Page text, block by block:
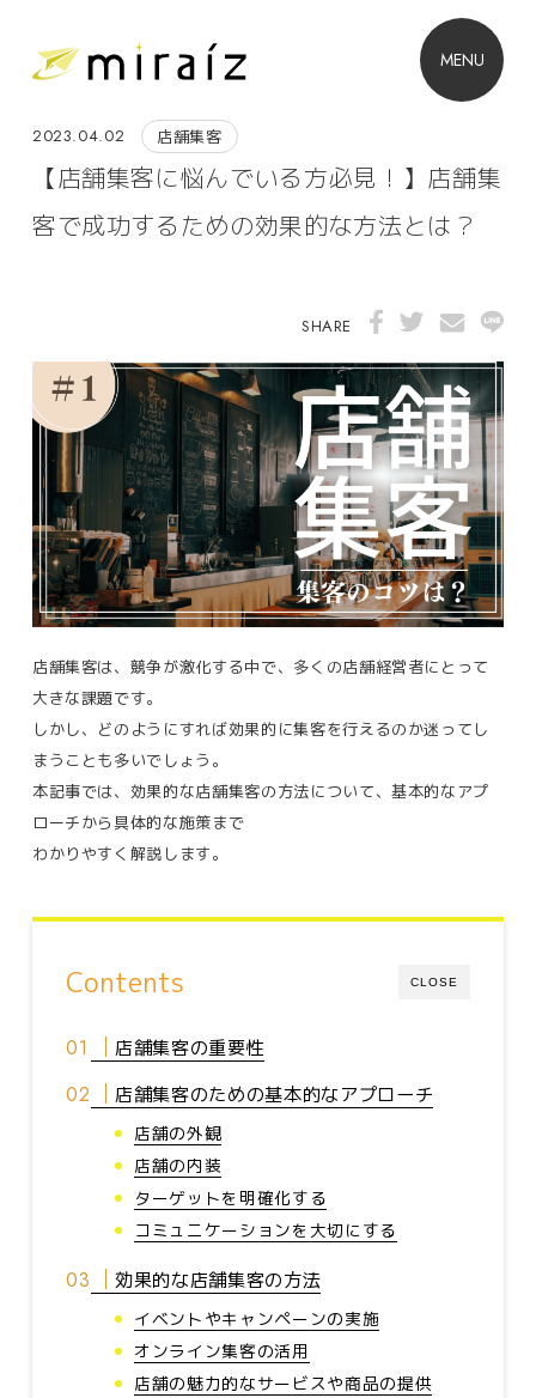
MENU
2023.04.02 店舗集客
【店舗集客に悩んでいる方必見！】店舗集
客で成功するための効果的な方法とは？
SHARE
店舗集客は、競争が激化する中で、多くの店舗経営者にとって
大きな課題です。
しかし、どのようにすれば効果的に集客を行えるのか迷ってし
まうことも多いでしょう。
本記事では、効果的な店舗集客の方法について、基本的なアプ
ローチから具体的な施策まで
わかりやすく解説します。
CLOSE
Contents
店舗集客の重要性
店舗集客のための基本的なアプローチ
店舗の外観
店舗の内装
ターゲットを明確化する
コミュニケーションを大切にする
効果的な店舗集客の方法
イベントやキャンペーンの実施
オンライン集客の活用
店舗の魅力的なサービスや商品の提供